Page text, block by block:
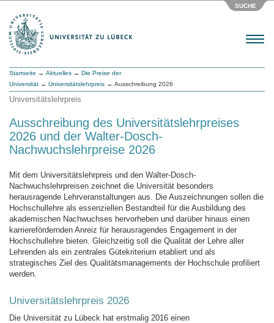
SUCHE
Menu
Startseite → Aktuelles → Die Preise der
Universität → Universitätslehrpreis → Ausschreibung 2026
Universitätslehrpreis
Ausschreibung des Universitätslehrpreises
2026 und der Walter-Dosch-
Nachwuchslehrpreise 2026
Mit dem Universitätslehrpreis und den Walter-Dosch-
Nachwuchslehrpreisen zeichnet die Universität besonders
herausragende Lehrveranstaltungen aus. Die Auszeichnungen sollen die
Hochschullehre als essenziellen Bestandteil für die Ausbildung des
akademischen Nachwuchses hervorheben und darüber hinaus einen
karrierefördernden Anreiz für herausragendes Engagement in der
Hochschullehre bieten. Gleichzeitig soll die Qualität der Lehre aller
Lehrenden als ein zentrales Gütekriterium etabliert und als
strategisches Ziel des Qualitätsmanagements der Hochschule profiliert
werden.
Universitätslehrpreis 2026
Die Universität zu Lübeck hat erstmalig 2016 einen